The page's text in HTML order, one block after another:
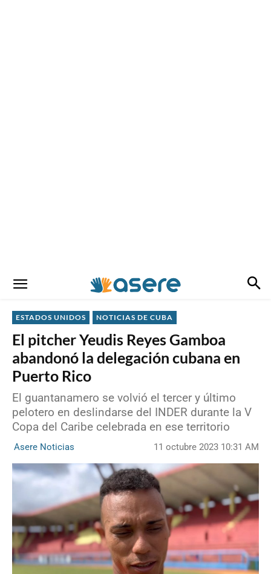
ESTADOS UNIDOS NOTICIAS DE CUBA
El pitcher Yeudis Reyes Gamboa
abandonó la delegación cubana en
Puerto Rico
El guantanamero se volvió el tercer y último
pelotero en deslindarse del INDER durante la V
Copa del Caribe celebrada en ese territorio
Asere Noticias 11 octubre 2023 10:31 AM